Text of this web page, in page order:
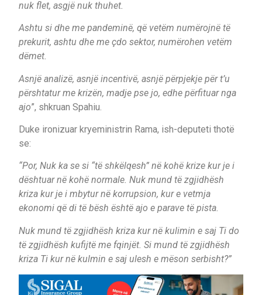
nuk flet, asgjë nuk thuhet.
Ashtu si dhe me pandeminë, që vetëm numërojnë të
prekurit, ashtu dhe me çdo sektor, numërohen vetëm
dëmet.
Asnjë analizë, asnjë incentivë, asnjë përpjekje për t’u
përshtatur me krizën, madje pse jo, edhe përfituar nga
ajo”, shkruan Spahiu.
Duke ironizuar kryeministrin Rama, ish-deputeti thotë
se:
“Por, Nuk ka se si “të shkëlqesh” në kohë krize kur je i
dështuar në kohë normale. Nuk mund të zgjidhësh
kriza kur je i mbytur në korrupsion, kur e vetmja
ekonomi që di të bësh është ajo e parave të pista.
Nuk mund të zgjidhësh kriza kur në kulimin e saj Ti do
të zgjidhësh kufijtë me fqinjët. Si mund të zgjidhësh
kriza Ti kur në kulmin e saj ulesh e mëson serbisht?”